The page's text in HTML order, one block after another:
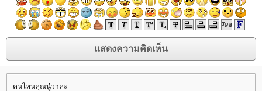
คนไหนคุณนู๋วาคะ